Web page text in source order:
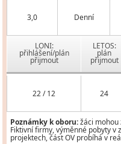
3,0 Denní
LONI:
přihlášení/plán
přijmout
LETOS:
plán
přijmout
22 / 12 24
Poznámky k oboru:žáci
Fiktivní firmy, výměnné pobyty
projektech, část OV probíhá v